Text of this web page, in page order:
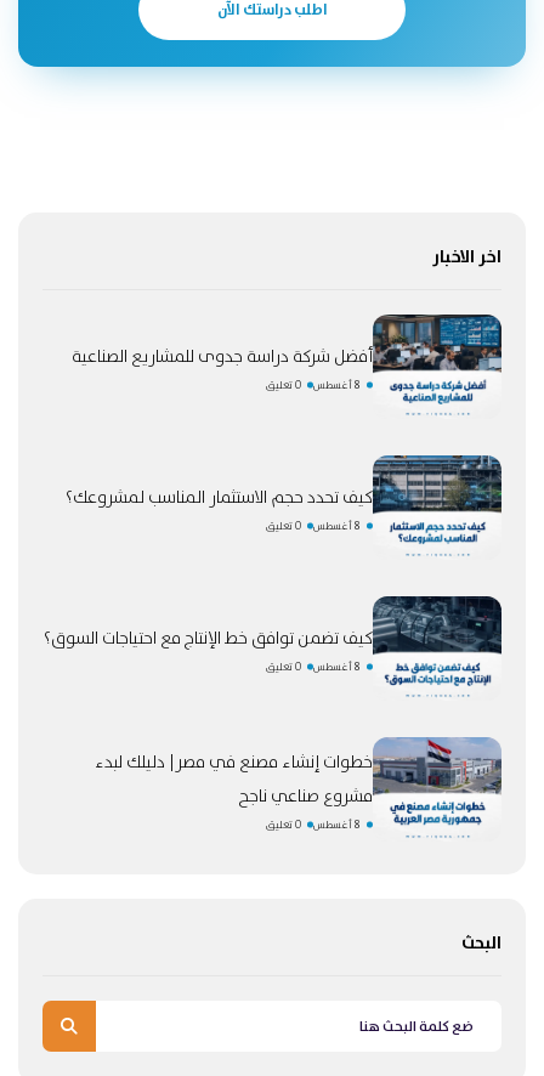
اطلب دراستك الآن
اخر الاخبار
أفضل شركة دراسة جدوى للمشاريع الصناعية
8 أغسطس 0 تعليق
كيف تحدد حجم الاستثمار المناسب لمشروعك؟
8 أغسطس 0 تعليق
كيف تضمن توافق خط الإنتاج مع احتياجات السوق؟
8 أغسطس 0 تعليق
خطوات إنشاء مصنع في مصر| دليلك لبدء
مشروع صناعي ناجح
8 أغسطس 0 تعليق
البحث